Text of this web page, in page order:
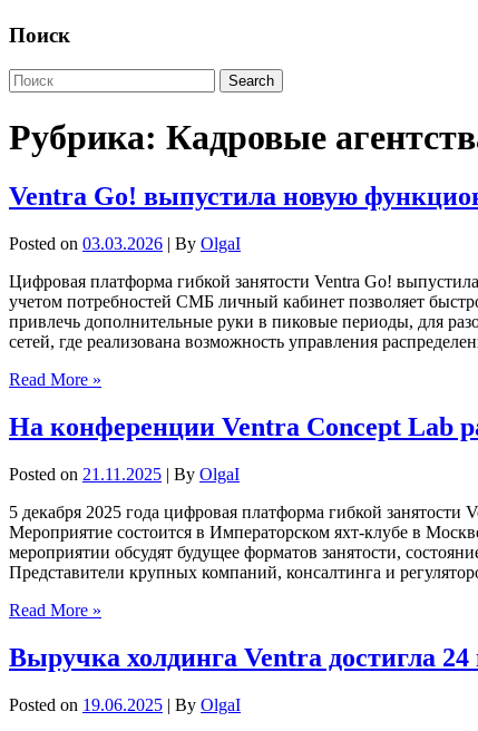
Поиск
Рубрика: Кадровые
Ventra Go! выпустила новую
Posted on 03.03.2026 | By OlgaI
Цифровая платформа гибкой занятости Ventra Go!
учетом потребностей СМБ личный кабинет позволяет
привлечь дополнительные руки в пиковые периоды, для
сетей, где реализована возможность управления
Read More »
На конференции Ventra Concept Lab
Posted on 21.11.2025 | By OlgaI
5 декабря 2025 года цифровая платформа гибкой
Мероприятие состоится в Императорском яхт-клубе в
мероприятии обсудят будущее форматов занятости,
Представители крупных компаний, консалтинга и
Read More »
Выручка холдинга Ventra достигла 24
Posted on 19.06.2025 | By OlgaI